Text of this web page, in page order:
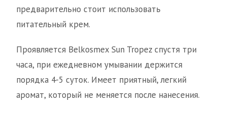
предварительно стоит использовать
питательный крем.
Проявляется Belkosmex Sun Tropez спустя три
часа, при ежедневном умывании держится
порядка 4-5 суток. Имеет приятный, легкий
аромат, который не меняется после нанесения.